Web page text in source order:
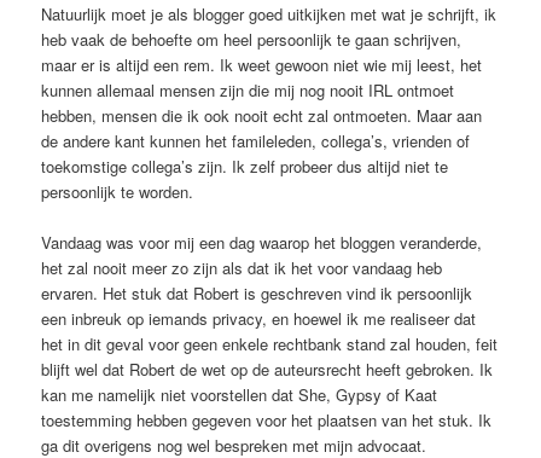
Natuurlijk moet je als blogger goed uitkijken met wat je schrijft, ik
heb vaak de behoefte om heel persoonlijk te gaan schrijven,
maar er is altijd een rem. Ik weet gewoon niet wie mij leest, het
kunnen allemaal mensen zijn die mij nog nooit IRL ontmoet
hebben, mensen die ik ook nooit echt zal ontmoeten. Maar aan
de andere kant kunnen het famileleden, collega’s, vrienden of
toekomstige collega’s zijn. Ik zelf probeer dus altijd niet te
persoonlijk te worden.
Vandaag was voor mij een dag waarop het bloggen veranderde,
het zal nooit meer zo zijn als dat ik het voor vandaag heb
ervaren. Het stuk dat Robert is geschreven vind ik persoonlijk
een inbreuk op iemands privacy, en hoewel ik me realiseer dat
het in dit geval voor geen enkele rechtbank stand zal houden, feit
blijft wel dat Robert de wet op de auteursrecht heeft gebroken. Ik
kan me namelijk niet voorstellen dat She, Gypsy of Kaat
toestemming hebben gegeven voor het plaatsen van het stuk. Ik
ga dit overigens nog wel bespreken met mijn advocaat.